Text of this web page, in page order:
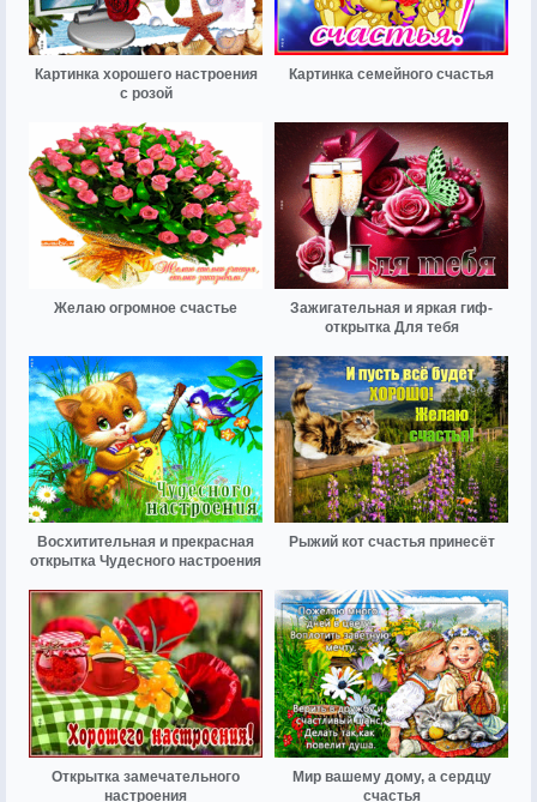
Картинка хорошего настроения
с розой
Картинка семейного счастья
Желаю огромное счастье
Зажигательная и яркая гиф-
открытка Для тебя
Восхитительная и прекрасная
открытка Чудесного настроения
Рыжий кот счастья принесёт
Открытка замечательного
настроения
Мир вашему дому, а сердцу
счастья